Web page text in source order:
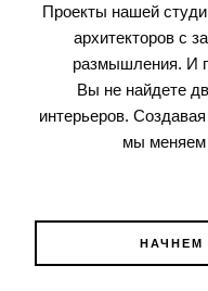
Проекты нашей
архитекторов с
размышления. И
Вы не найдете
интерьеров.
мы меняем
НАЧНЕМ